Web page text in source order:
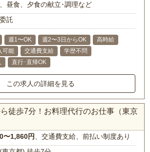
昼食、夕食の献立･調理など
託
週1〜OK 週2〜3日からOK
高時給
可能 交通費支給
学歴不問
直行･直帰OK
この求人の詳細を見る
徒歩7分！お料理代行のお仕事（東京
〜1,860円 、交通費支給、前払い制度あり